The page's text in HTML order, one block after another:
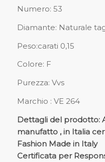
Numero: 53
Diamante: Naturale
Peso:carati 0,15
Colore: F
Purezza: Vvs
Marchio : VE 264
Dettagli del prodotto:
manufatto , in Italia
Fashion Made in Italy
Certificata per